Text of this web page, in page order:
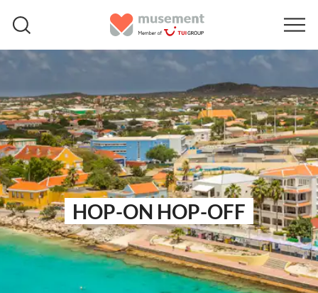
HOP-ON HOP-OFF